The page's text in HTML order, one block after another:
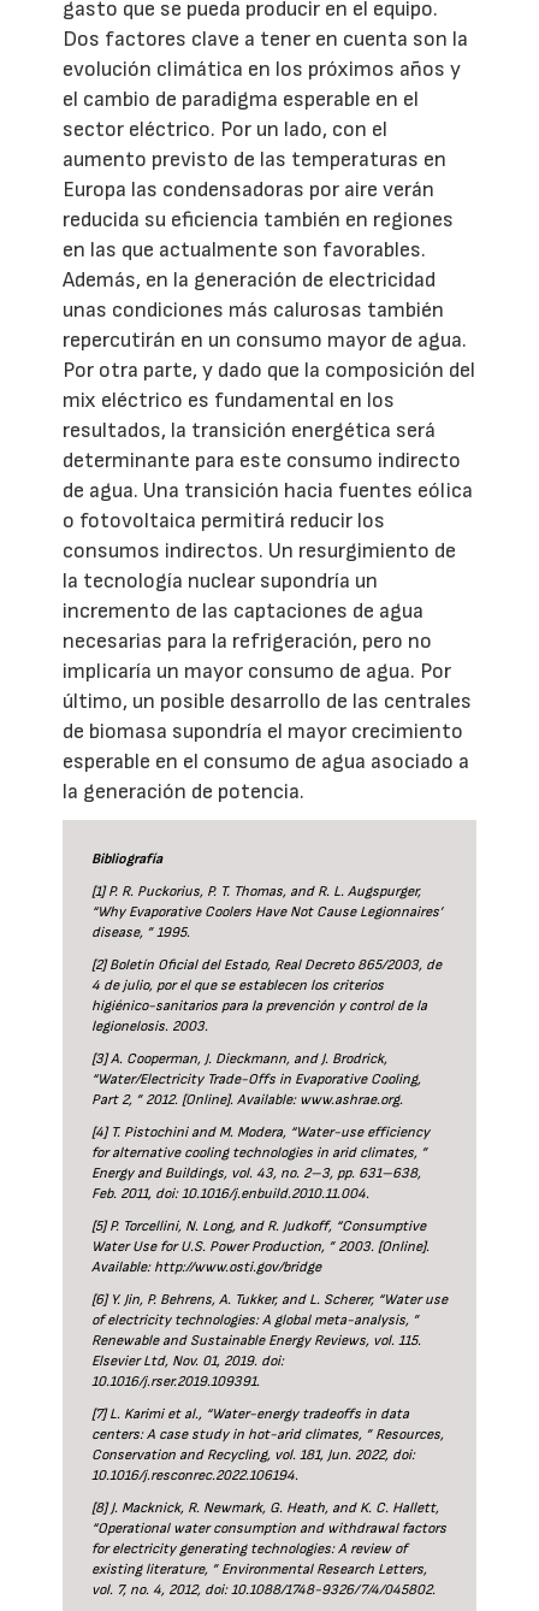
gasto que se pueda producir en el equipo.
Dos factores clave a tener en cuenta son la
evolución climática en los próximos años y
el cambio de paradigma esperable en el
sector eléctrico. Por un lado, con el
aumento previsto de las temperaturas en
Europa las condensadoras por aire verán
reducida su eficiencia también en regiones
en las que actualmente son favorables.
Además, en la generación de electricidad
unas condiciones más calurosas también
repercutirán en un consumo mayor de agua.
Por otra parte, y dado que la composición del
mix eléctrico es fundamental en los
resultados, la transición energética será
determinante para este consumo indirecto
de agua. Una transición hacia fuentes eólica
o fotovoltaica permitirá reducir los
consumos indirectos. Un resurgimiento de
la tecnología nuclear supondría un
incremento de las captaciones de agua
necesarias para la refrigeración, pero no
implicaría un mayor consumo de agua. Por
último, un posible desarrollo de las centrales
de biomasa supondría el mayor crecimiento
esperable en el consumo de agua asociado a
la generación de potencia.
Bibliografía
[1] P. R. Puckorius, P. T. Thomas, and R. L. Augspurger,
“Why Evaporative Coolers Have Not Cause Legionnaires’
disease, ” 1995.
[2] Boletín Oficial del Estado, Real Decreto 865/2003, de
4 de julio, por el que se establecen los criterios
higiénico-sanitarios para la prevención y control de la
legionelosis. 2003.
[3] A. Cooperman, J. Dieckmann, and J. Brodrick,
“Water/Electricity Trade-Offs in Evaporative Cooling,
Part 2, ” 2012. [Online]. Available: www.ashrae.org.
[4] T. Pistochini and M. Modera, “Water-use efficiency
for alternative cooling technologies in arid climates, ”
Energy and Buildings, vol. 43, no. 2–3, pp. 631–638,
Feb. 2011, doi: 10.1016/j.enbuild.2010.11.004.
[5] P. Torcellini, N. Long, and R. Judkoff, “Consumptive
Water Use for U.S. Power Production, ” 2003. [Online].
Available: http://www.osti.gov/bridge
[6] Y. Jin, P. Behrens, A. Tukker, and L. Scherer, “Water use
of electricity technologies: A global meta-analysis, ”
Renewable and Sustainable Energy Reviews, vol. 115.
Elsevier Ltd, Nov. 01, 2019. doi:
10.1016/j.rser.2019.109391.
[7] L. Karimi et al., “Water-energy tradeoffs in data
centers: A case study in hot-arid climates, ” Resources,
Conservation and Recycling, vol. 181, Jun. 2022, doi:
10.1016/j.resconrec.2022.106194.
[8] J. Macknick, R. Newmark, G. Heath, and K. C. Hallett,
“Operational water consumption and withdrawal factors
for electricity generating technologies: A review of
existing literature, ” Environmental Research Letters,
vol. 7, no. 4, 2012, doi: 10.1088/1748-9326/7/4/045802.